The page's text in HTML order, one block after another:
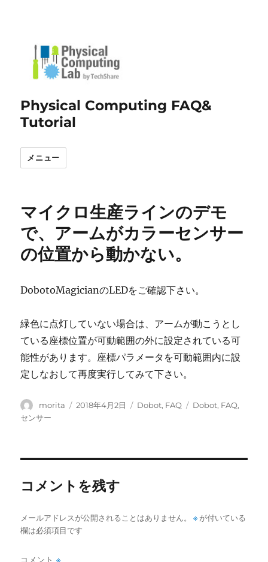
Physical Computing FAQ&
Tutorial
メニュー
マイクロ生産ラインのデモ
で、アームがカラーセンサー
の位置から動かない。
DobotoMagicianのLEDをご確認下さい。
緑色に点灯していない場合は、アームが動こうとし
ている座標位置が可動範囲の外に設定されている可
能性があります。座標パラメータを可動範囲内に設
定しなおして再度実行してみて下さい。
投
稿
morita
投
2018年4月2日
カ
Dobot, FAQ
タ
Dobot, FAQ,
センサー
コメントを残す
メールアドレスが公開されることはありません。 ※ が付いている
欄は必須項目です
コメント※